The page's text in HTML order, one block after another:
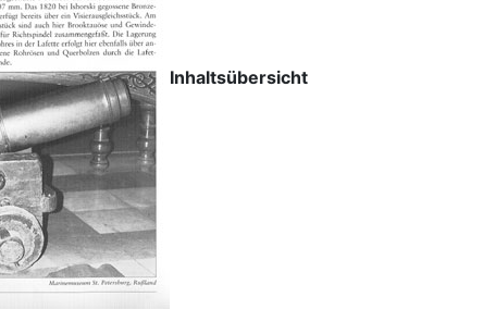
Inhaltsübersicht